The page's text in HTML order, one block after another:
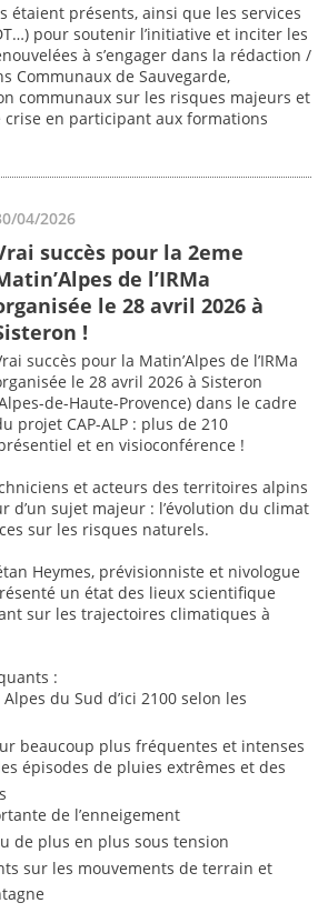
étaient présents, ainsi que les services
pour soutenir l’initiative et inciter les
à s’engager dans la rédaction /
Communaux de Sauvegarde,
communaux sur les risques majeurs et
crise en participant aux formations
04/2026
succès pour la 2eme
de l’IRMa
le 28 avril 2026 à
!
succès pour la Matin’Alpes de l’IRMa
le 28 avril 2026 à Sisteron
de-Haute-Provence) dans le cadre
projet CAP-ALP : plus de 210
et en visioconférence !
et acteurs des territoires alpins
d’un sujet majeur : l’évolution du climat
sur les risques naturels.
Heymes, prévisionniste et nivologue
un état des lieux scientifique
sur les trajectoires climatiques à
:
Alpes du Sud d’ici 2100 selon les
beaucoup plus fréquentes et intenses
épisodes de pluies extrêmes et des
de l’enneigement
de plus en plus sous tension
sur les mouvements de terrain et